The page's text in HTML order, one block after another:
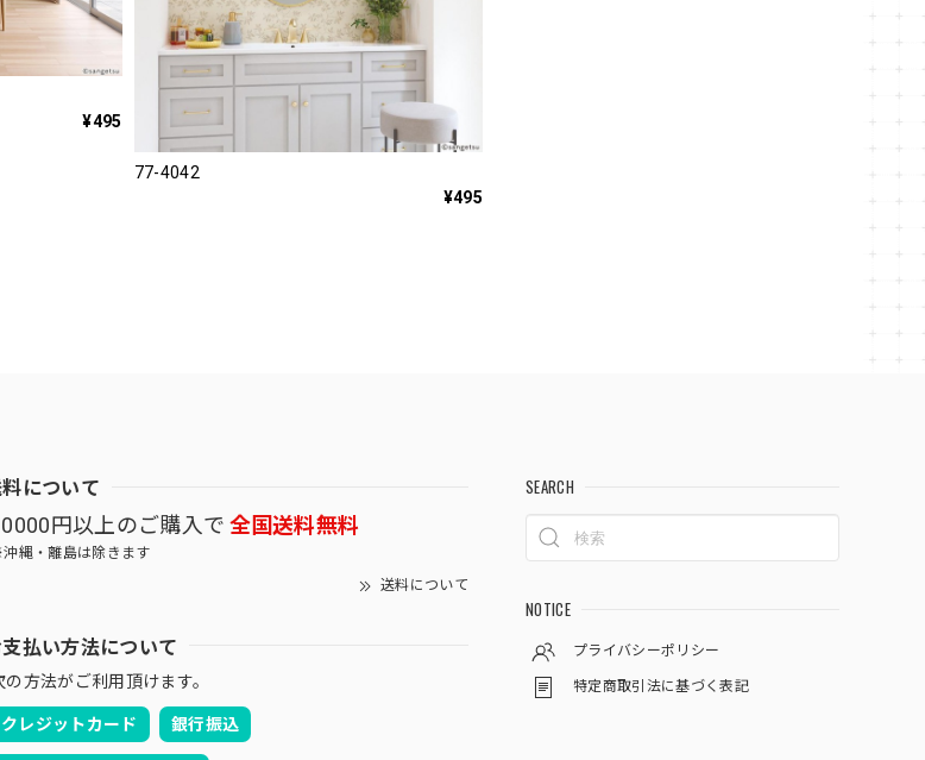
¥495
77-4042
¥495
について
円以上のご購入で 全国送料無料
縄・離島は除きます
送料について
払い方法について
の方法がご利用頂けます。
クレジットカード 銀行振込
SEARCH
NOTICE
プライバシーポリシー
特定商取引法に基づく表記